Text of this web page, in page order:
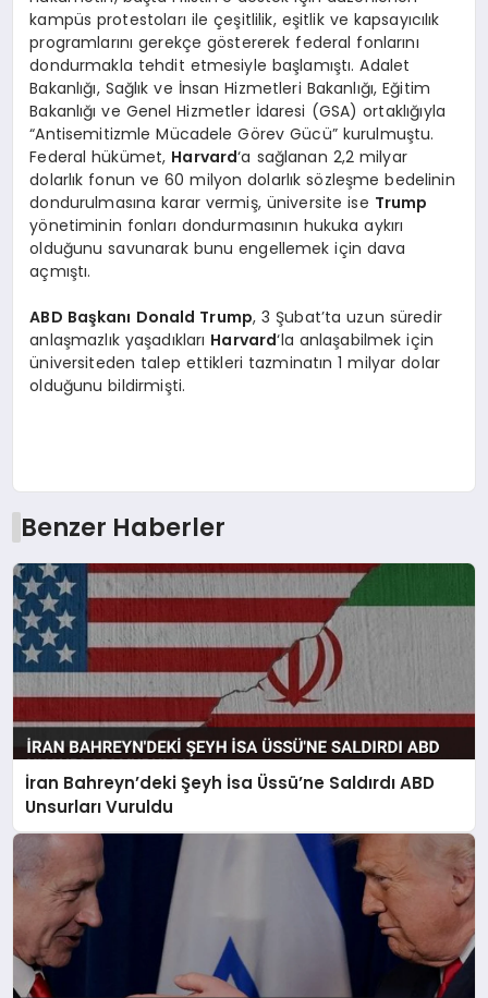
kampüs protestoları ile çeşitlilik, eşitlik ve kapsayıcılık
programlarını gerekçe göstererek federal fonlarını
dondurmakla tehdit etmesiyle başlamıştı. Adalet
Bakanlığı, Sağlık ve İnsan Hizmetleri Bakanlığı, Eğitim
Bakanlığı ve Genel Hizmetler İdaresi (GSA) ortaklığıyla
“Antisemitizmle Mücadele Görev Gücü” kurulmuştu.
Federal hükümet, Harvard‘a sağlanan 2,2 milyar
dolarlık fonun ve 60 milyon dolarlık sözleşme bedelinin
dondurulmasına karar vermiş, üniversite ise Trump
yönetiminin fonları dondurmasının hukuka aykırı
olduğunu savunarak bunu engellemek için dava
açmıştı.
ABD Başkanı Donald Trump, 3 Şubat’ta uzun süredir
anlaşmazlık yaşadıkları Harvard‘la anlaşabilmek için
üniversiteden talep ettikleri tazminatın 1 milyar dolar
olduğunu bildirmişti.
Benzer Haberler
İran Bahreyn’deki Şeyh İsa Üssü’ne Saldırdı ABD
Unsurları Vuruldu